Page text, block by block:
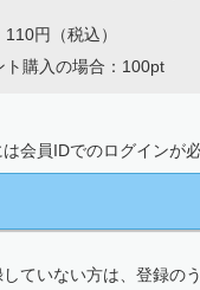
円（税込）
ト購入の場合：100pt
会員IDでのログインが必
ていない方は、登録の